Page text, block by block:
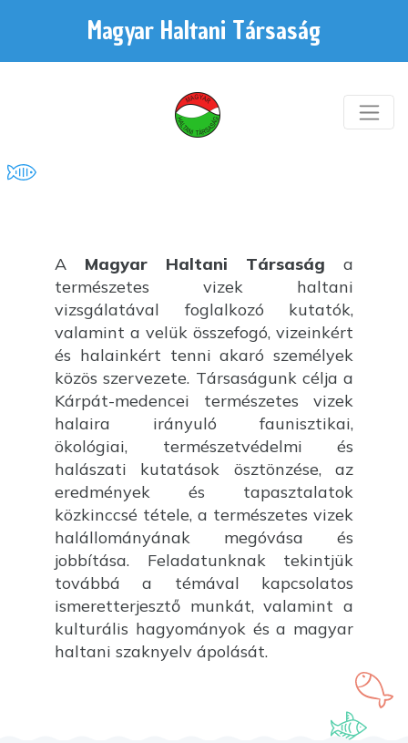
Magyar Haltani Társaság
A Magyar Haltani Társaság a
természetes vizek haltani
vizsgálatával foglalkozó kutatók,
valamint a velük összefogó, vizeinkért
és halainkért tenni akaró személyek
közös szervezete. Társaságunk célja a
Kárpát-medencei természetes vizek
halaira irányuló faunisztikai,
ökológiai, természetvédelmi és
halászati kutatások ösztönzése, az
eredmények és tapasztalatok
közkinccsé tétele, a természetes vizek
halállományának megóvása és
jobbítása. Feladatunknak tekintjük
továbbá a témával kapcsolatos
ismeretterjesztő munkát, valamint a
kulturális hagyományok és a magyar
haltani szaknyelv ápolását.